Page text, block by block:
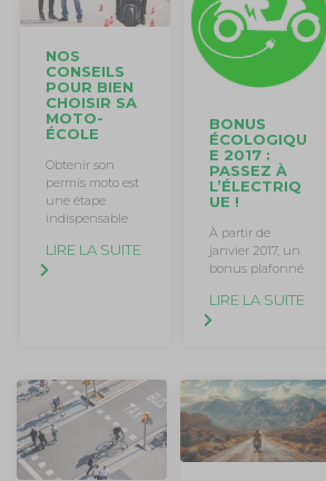
NOS
CONSEILS
POUR BIEN
CHOISIR SA
MOTO-
ÉCOLE
Obtenir son
permis moto est
une étape
indispensable
LIRE LA SUITE
BONUS
ÉCOLOGIQU
E 2017 :
PASSEZ À
L’ÉLECTRIQ
UE !
À partir de
janvier 2017, un
bonus plafonné
LIRE LA SUITE